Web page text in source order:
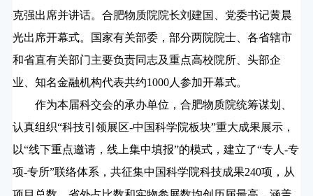
克强出席并讲话。合肥物质院院长刘建国、党委书记黄晨
光出席开幕式。国家有关部委，部分两院院士、各省辖市
和省直有关部门主要负责同志及重点高校院所、头部企
业、知名金融机构代表共约1000人参加开幕式。
作为本届科交会的承办单位，合肥物质院统筹谋划、
认真组织“科技引领展区-中国科学院板块”重大成果展示，
以“线下重点邀请，线上集中填报”的模式，建立了“专人 -专
项-专所”联络体系，共征集中国科学院科技成果240项，从